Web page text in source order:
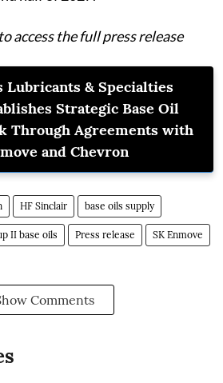
access the full press release
Lubricants & Specialties
Strategic Base Oil
Through Agreements with
and Chevron
HF Sinclair base oils supply
II base oils Press release SK Enmove
Comments